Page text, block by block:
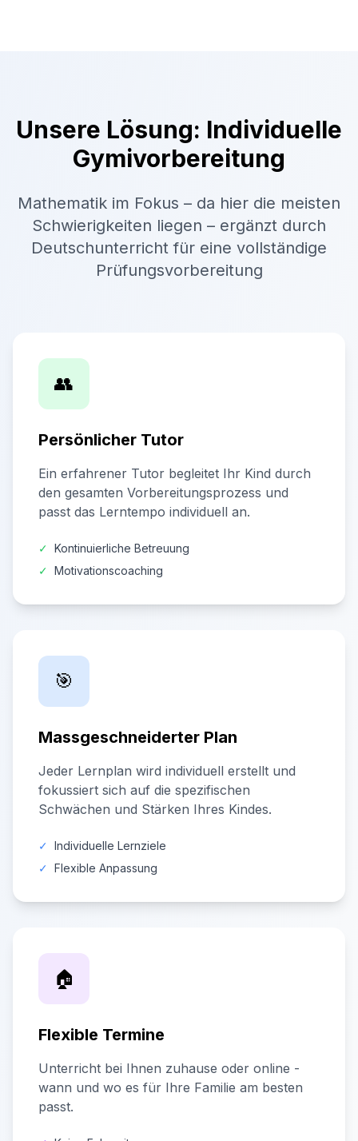
Unsere Lösung: Individuelle
Gymivorbereitung
Mathematik im Fokus – da hier die meisten
Schwierigkeiten liegen – ergänzt durch
Deutschunterricht für eine vollständige
Prüfungsvorbereitung
👥
Persönlicher Tutor
Ein erfahrener Tutor begleitet Ihr Kind durch
den gesamten Vorbereitungsprozess und
passt das Lerntempo individuell an.
✓ Kontinuierliche Betreuung
✓ Motivationscoaching
🎯
Massgeschneiderter Plan
Jeder Lernplan wird individuell erstellt und
fokussiert sich auf die spezifischen
Schwächen und Stärken Ihres Kindes.
✓ Individuelle Lernziele
✓ Flexible Anpassung
🏠
Flexible Termine
Unterricht bei Ihnen zuhause oder online -
wann und wo es für Ihre Familie am besten
passt.